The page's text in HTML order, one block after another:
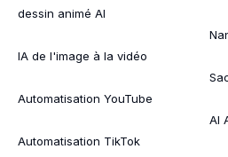
dessin animé AI
IA de l'image à la vidéo
Automatisation YouTube
Automatisation TikTok
AI